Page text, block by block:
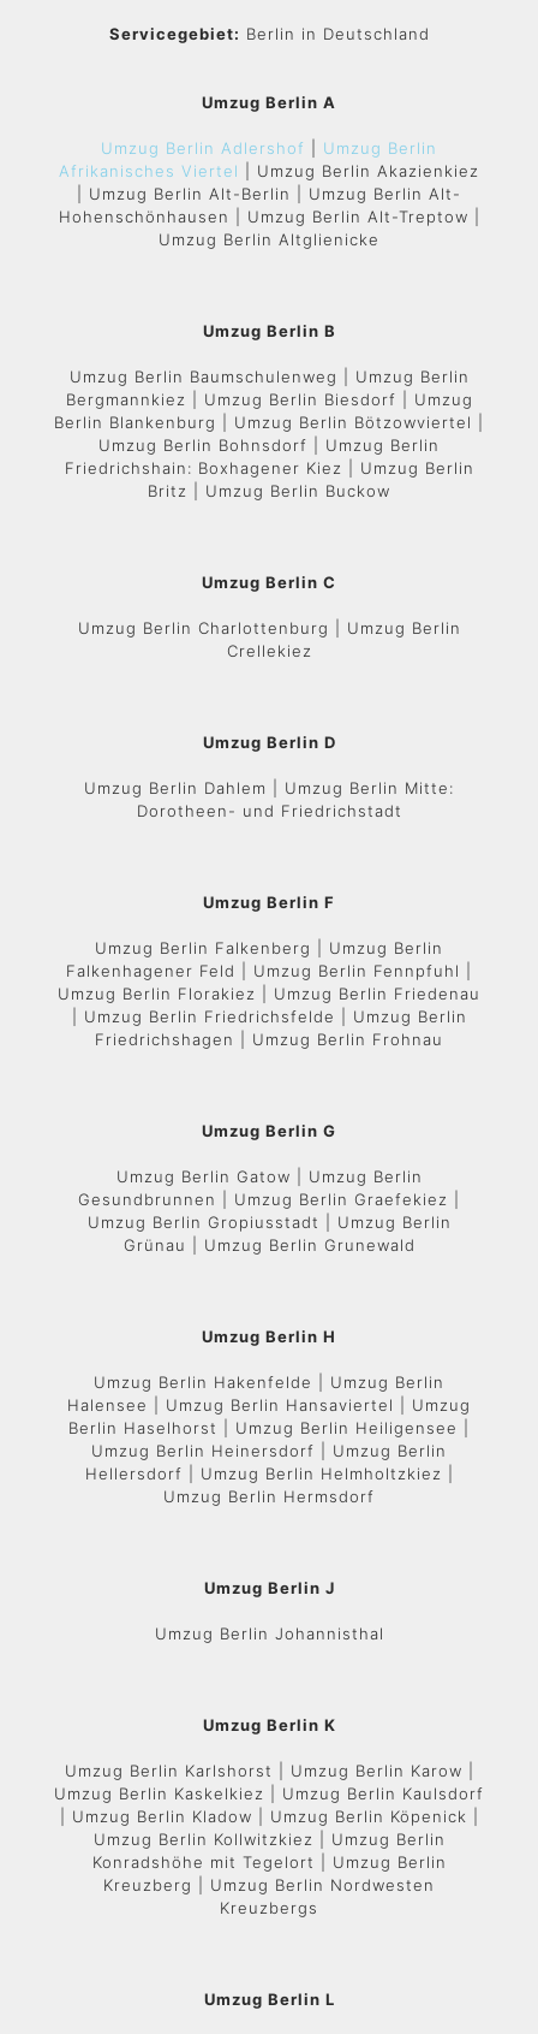
Servicegebiet: Berlin in Deutschland
Umzug Berlin A
Umzug Berlin Adlershof
Umzug Berlin
Afrikanisches Viertel
| Umzug Berlin Akazienkiez
| Umzug Berlin Alt-Berlin | Umzug Berlin Alt-
Hohenschönhausen | Umzug Berlin Alt-Treptow |
Umzug Berlin Altglienicke
Umzug Berlin B
Umzug Berlin Baumschulenweg | Umzug Berlin
Bergmannkiez | Umzug Berlin Biesdorf | Umzug
Berlin Blankenburg | Umzug Berlin Bötzowviertel |
Umzug Berlin Bohnsdorf | Umzug Berlin
Friedrichshain: Boxhagener Kiez | Umzug Berlin
Britz | Umzug Berlin Buckow
Umzug Berlin C
Umzug Berlin Charlottenburg | Umzug Berlin
Crellekiez
Umzug Berlin D
Umzug Berlin Dahlem | Umzug Berlin Mitte:
Dorotheen- und Friedrichstadt
Umzug Berlin F
Umzug Berlin Falkenberg | Umzug Berlin
Falkenhagener Feld | Umzug Berlin Fennpfuhl |
Umzug Berlin Florakiez | Umzug Berlin Friedenau
| Umzug Berlin Friedrichsfelde | Umzug Berlin
Friedrichshagen | Umzug Berlin Frohnau
Umzug Berlin G
Umzug Berlin Gatow | Umzug Berlin
Gesundbrunnen | Umzug Berlin Graefekiez |
Umzug Berlin Gropiusstadt | Umzug Berlin
Grünau | Umzug Berlin Grunewald
Umzug Berlin H
Umzug Berlin Hakenfelde | Umzug Berlin
Halensee | Umzug Berlin Hansaviertel | Umzug
Berlin Haselhorst | Umzug Berlin Heiligensee |
Umzug Berlin Heinersdorf | Umzug Berlin
Hellersdorf | Umzug Berlin Helmholtzkiez |
Umzug Berlin Hermsdorf
Umzug Berlin J
Umzug Berlin Johannisthal
Umzug Berlin K
Umzug Berlin Karlshorst | Umzug Berlin Karow |
Umzug Berlin Kaskelkiez | Umzug Berlin Kaulsdorf
| Umzug Berlin Kladow | Umzug Berlin Köpenick |
Umzug Berlin Kollwitzkiez | Umzug Berlin
Konradshöhe mit Tegelort | Umzug Berlin
Kreuzberg | Umzug Berlin Nordwesten
Kreuzbergs
Umzug Berlin L